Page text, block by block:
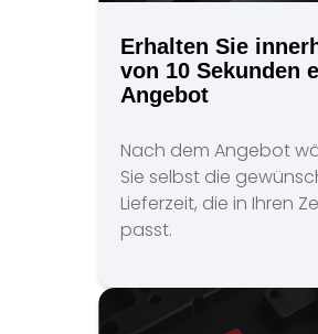
Erhalten Sie
von 10 Sekunden
Angebot
Nach dem Angebot
Sie selbst die
Lieferzeit, die in Ihren
passt.